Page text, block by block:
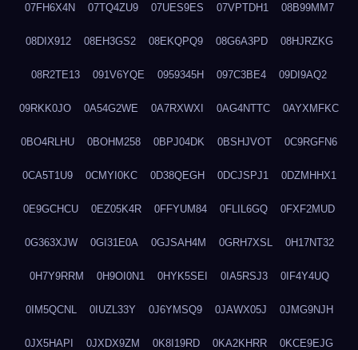
07FH6X4N 07TQ4ZU9 07UES9ES 07VPTDH1 08B99MM7
08DIX912 08EH3GS2 08EKQPQ9 08G6A3PD 08HJRZKG
08R2TE13 091V6YQE 0959345H 097C3BE4 09DI9AQ2
09RKK0JO 0A54G2WE 0A7RXWXI 0AG4NTTC 0AYXMFKC
0BO4RLHU 0BOHM258 0BPJ04DK 0BSHJVOT 0C9RGFN6
0CA5T1U9 0CMYI0KC 0D38QEGH 0DCJSPJ1 0DZMHHX1
0E9GCHCU 0EZ05K4R 0FFYUM84 0FLIL6GQ 0FXF2MUD
0G363XJW 0GI31E0A 0GJSAH4M 0GRH7XSL 0H17NT32
0H7Y9RRM 0H9OI0N1 0HYK5SEI 0IA5RSJ3 0IF4Y4UQ
0IM5QCNL 0IUZL33Y 0J6YMSQ9 0JAWX05J 0JMG9NJH
0JX5HAPI 0JXDX9ZM 0K8I19RD 0KA2KHRR 0KCE9EJG